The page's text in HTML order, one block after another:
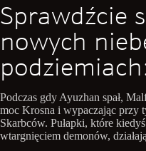
Sprawdźcie
nowych
Podczas gdy Ayuzhan spał,
moc Krosna i wypaczając przy
Skarbców. Pułapki, które
wtargnięciem demonów,